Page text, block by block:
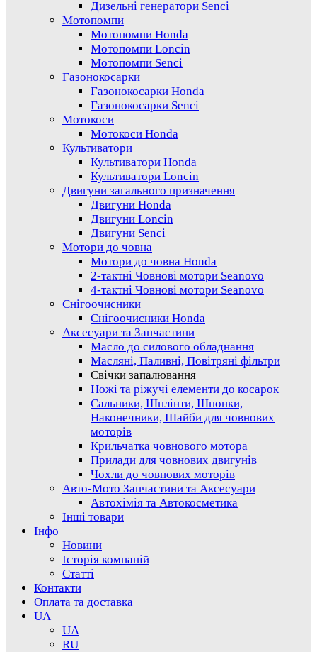
Дизельні генератори Senci
Мотопомпи
Мотопомпи Honda
Мотопомпи Loncin
Мотопомпи Senci
Газонокосарки
Газонокосарки Honda
Газонокосарки Senci
Мотокоси
Мотокоси Honda
Культиватори
Культиватори Honda
Культиватори Loncin
Двигуни загального призначення
Двигуни Honda
Двигуни Loncin
Двигуни Senci
Мотори до човна
Мотори до човна Honda
2-тактні Човнові мотори Seanovo
4-тактні Човнові мотори Seanovo
Снігоочисники
Снігоочисники Honda
Аксесуари та Запчастини
Масло до силового обладнання
Масляні, Паливні, Повітряні фільтри
Свічки запалювання
Ножі та ріжучі елементи до косарок
Сальники, Шплінти, Шпонки,
Наконечники, Шайби для човнових
моторів
Крильчатка човнового мотора
Прилади для човнових двигунів
Чохли до човнових моторів
Авто-Мото Запчастини та Аксесуари
Автохімія та Автокосметика
Інші товари
Інфо
Новини
Історія компаній
Статті
Контакти
Оплата та доставка
UA
UA
RU